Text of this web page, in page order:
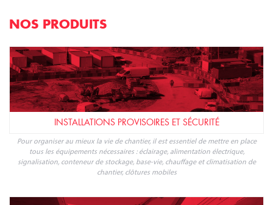
Les équipes d'experts sauront vous conseiller pour vos travaux en
extérieur : mini-pelle, bétonnière, marteau perforateur, plaque
Vous trouverez également une large gamme d'outillages et de
machines professionnelles : location de perceuse, visseuse, meuleuse,
scie circulaire, shampouineuse, décolleuse de revêtement de sols,
ponceuse à parquet...
votre magasin Leroy Merlin Saint-Denis
NOS PRODUITS